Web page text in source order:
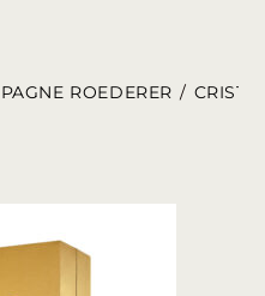
ROEDERER /